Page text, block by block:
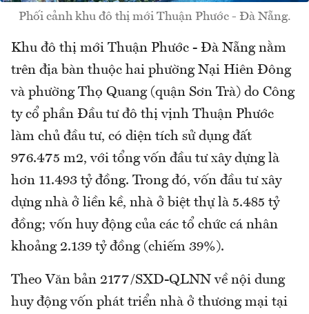
Phối cảnh khu đô thị mới Thuận Phước - Đà Nẵng.
Khu đô thị mới Thuận Phước - Đà Nẵng nằm
trên địa bàn thuộc hai phường Nại Hiên Đông
và phường Thọ Quang (quận Sơn Trà) do Công
ty cổ phần Đầu tư đô thị vịnh Thuận Phước
làm chủ đầu tư, có diện tích sử dụng đất
976.475 m2, với tổng vốn đầu tư xây dựng là
hơn 11.493 tỷ đồng. Trong đó, vốn đầu tư xây
dựng nhà ở liền kề, nhà ở biệt thự là 5.485 tỷ
đồng; vốn huy động của các tổ chức cá nhân
khoảng 2.139 tỷ đồng (chiếm 39%).
Theo Văn bản 2177/SXD-QLNN về nội dung
huy động vốn phát triển nhà ở thương mại tại